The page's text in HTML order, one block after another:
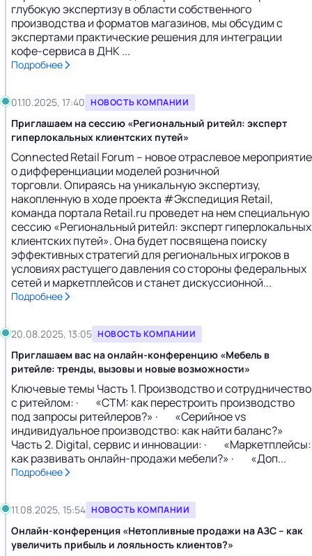
глубокую экспертизу в области собственного
производства и форматов магазинов, мы обсудим с
экспертами практические решения для интеграции
кофе-сервиса в ДНК ...
Подробнее
01.10.2025, 17:40 НОВОСТЬ КОМПАНИИ
Приглашаем на сессию «Региональный ритейл: эксперт
гиперлокальных клиентских путей»
Connected Retail Forum – новое отраслевое мероприятие
о дифференциации моделей розничной
торговли. Опираясь на уникальную экспертизу,
накопленную в ходе проекта #Экспедиция Retail,
команда портала Retail.ru проведет на нем специальную
сессию «Региональный ритейл: эксперт гиперлокальных
клиентских путей». Она будет посвящена поиску
эффективных стратегий для региональных игроков в
условиях растущего давления со стороны федеральных
сетей и маркетплейсов и станет дискуссионной...
Подробнее
20.08.2025, 13:05 НОВОСТЬ КОМПАНИИ
Приглашаем вас на онлайн-конференцию «Мебель в
ритейле: тренды, вызовы и новые возможности»
Ключевые темы Часть 1. Производство и сотрудничество
с ритейлом: · «СТМ: как перестроить производство
под запросы ритейлеров?» · «Серийное vs
индивидуальное производство: как найти баланс?»
Часть 2. Digital, сервис и инновации: · «Маркетплейсы:
как развивать онлайн-продажи мебели?» · «Доп...
Подробнее
11.08.2025, 15:54 НОВОСТЬ КОМПАНИИ
Онлайн-конференция «Нетопливные продажи на АЗС – как
увеличить прибыль и лояльность клиентов?»